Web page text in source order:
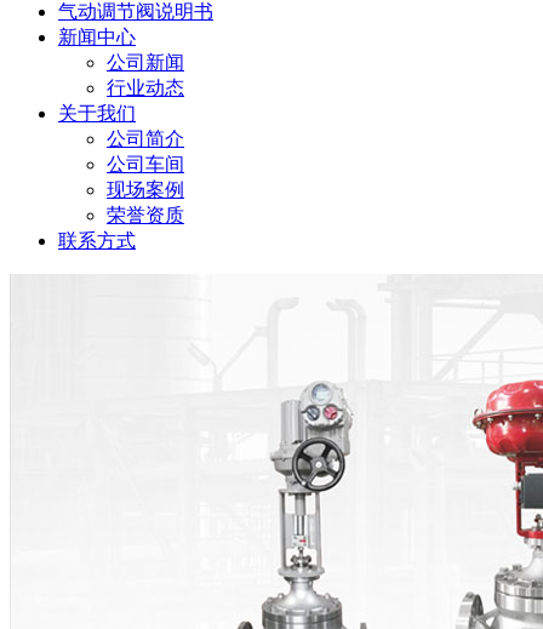
气动调节阀说明书
新闻中心
公司新闻
行业动态
关于我们
公司简介
公司车间
现场案例
荣誉资质
联系方式